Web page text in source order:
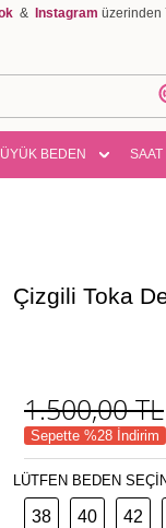
& Instagram üzerinden
BEDEN SAAT
Çizgili Toka
1.500,00TL
Sepette %28 İndirim
LÜTFEN BEDEN
38 40 42